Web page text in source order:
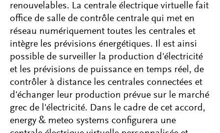
renouvelables. La centrale électrique virtuelle fait
office de salle de contrôle centrale qui met en
réseau numériquement toutes les centrales et
intègre les prévisions énergétiques. Il est ainsi
possible de surveiller la production d'électricité
et les prévisions de puissance en temps réel, de
contrôler à distance les centrales connectées et
d'échanger leur production prévue sur le marché
grec de l'électricité. Dans le cadre de cet accord,
energy & meteo systems configurera une